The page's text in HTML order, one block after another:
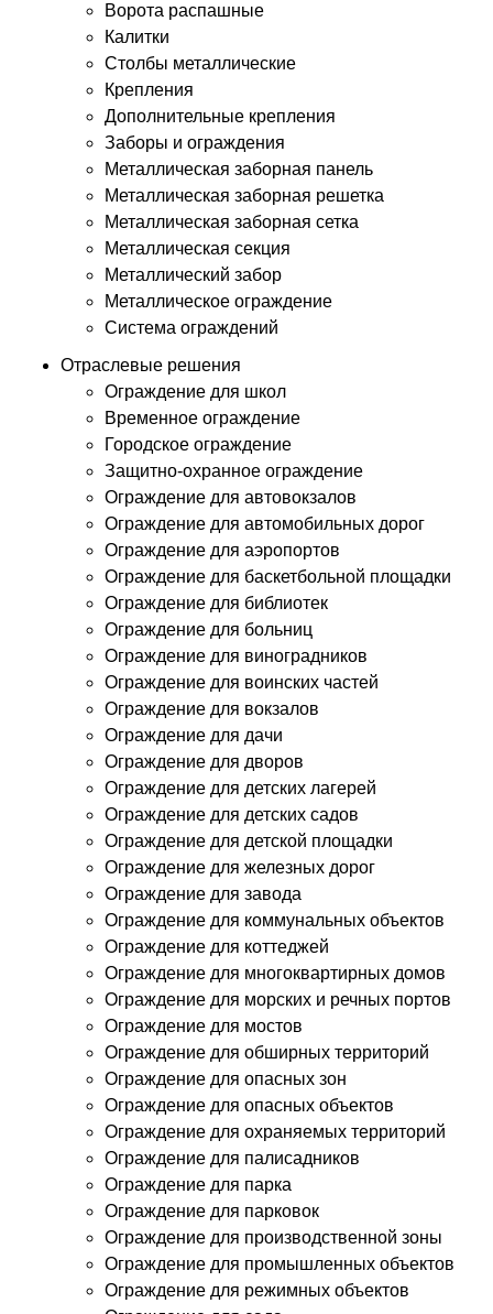
Ворота распашные
Калитки
Столбы металлические
Крепления
Дополнительные крепления
Заборы и ограждения
Металлическая заборная панель
Металлическая заборная решетка
Металлическая заборная сетка
Металлическая секция
Металлический забор
Металлическое ограждение
Система ограждений
Отраслевые решения
Ограждение для школ
Временное ограждение
Городское ограждение
Защитно-охранное ограждение
Ограждение для автовокзалов
Ограждение для автомобильных дорог
Ограждение для аэропортов
Ограждение для баскетбольной площадки
Ограждение для библиотек
Ограждение для больниц
Ограждение для виноградников
Ограждение для воинских частей
Ограждение для вокзалов
Ограждение для дачи
Ограждение для дворов
Ограждение для детских лагерей
Ограждение для детских садов
Ограждение для детской площадки
Ограждение для железных дорог
Ограждение для завода
Ограждение для коммунальных объектов
Ограждение для коттеджей
Ограждение для многоквартирных домов
Ограждение для морских и речных портов
Ограждение для мостов
Ограждение для обширных территорий
Ограждение для опасных зон
Ограждение для опасных объектов
Ограждение для охраняемых территорий
Ограждение для палисадников
Ограждение для парка
Ограждение для парковок
Ограждение для производственной зоны
Ограждение для промышленных объектов
Ограждение для режимных объектов